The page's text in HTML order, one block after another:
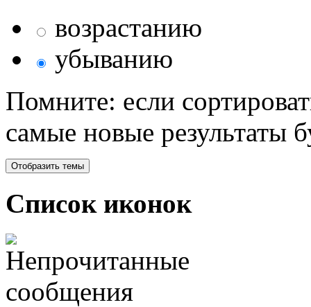
возрастанию
убыванию
Помните: если
самые новые результаты
Список иконок